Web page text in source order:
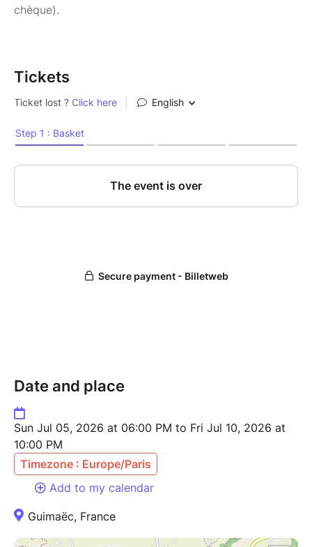
chèque).
Tickets
Date and place
Sun Jul 05, 2026 at 06:00 PM to Fri Jul 10, 2026 at
10:00 PM
Timezone : Europe/Paris
Add to my calendar
Guimaëc, France